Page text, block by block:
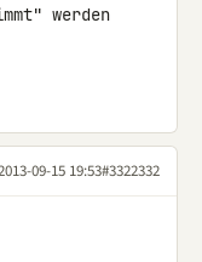
werden
09-15 19:53#3322332